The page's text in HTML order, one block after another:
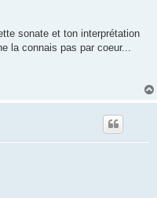
sonate et ton interprétation
la connais pas par coeur...